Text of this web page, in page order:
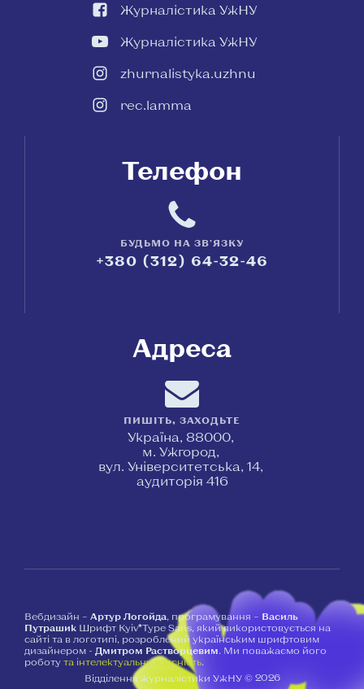
Журналістика УжНУ
Журналістика УжНУ
zhurnalistyka.uzhnu
rec.lamma
Телефон
БУДЬМО НА ЗВ'ЯЗКУ
+380 (312) 64-32-46
Адреса
ПИШІТЬ, ЗАХОДЬТЕ
Україна, 88000,
м. Ужгород,
вул. Університетська, 14,
аудиторія 416
Вебдизайн – Артур Логойда, програмування – Василь
Путрашик Шрифт Kyiv*Type Sans, який використовується на
сайті та в логотипі, розроблений українським шрифтовим
дизайнером - Дмитром Растворцевим. Ми поважаємо його
роботу та інтелектуальну власність.
Відділення журналістики УжНУ © 2026